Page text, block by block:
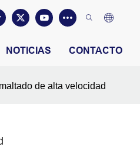
NOTICIAS CONTACTO
de alta velocidad